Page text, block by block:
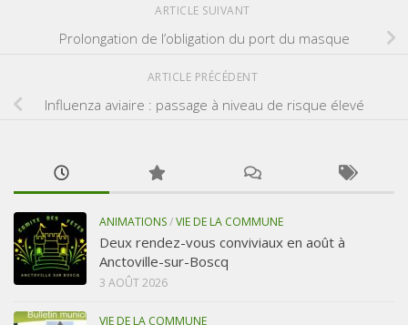
ARTICLE SUIVANT
Prolongation de l’obligation du port du masque
ARTICLE PRÉCÉDENT
Influenza aviaire : passage à niveau de risque élevé
ANIMATIONS/VIE DE LA COMMUNE
Deux rendez-vous conviviaux en août à
Anctoville-sur-Boscq
3 AOÛT 2026
VIE DE LA COMMUNE